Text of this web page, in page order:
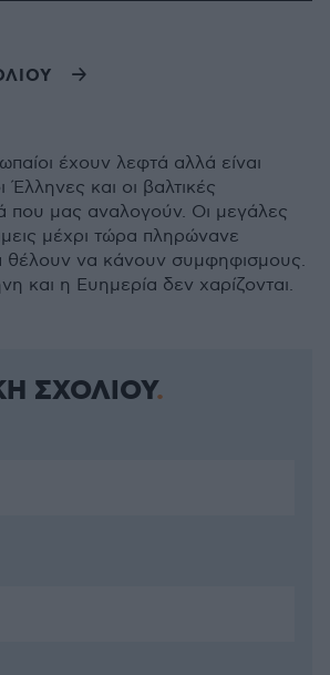
έχουν λεφτά αλλά είναι
και οι βαλτικές
που μας αναλογούν. Οι μεγάλες
μέχρι τώρα πληρώνανε
θέλουν να κάνουν συμφηφισμους.
και η Ευημερία δεν χαρίζονται.
ΣΧΟΛΙΟΥ